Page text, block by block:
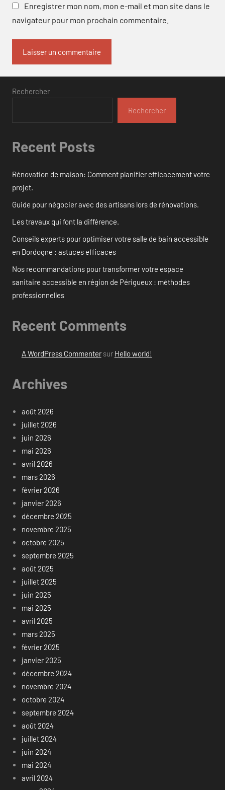
Enregistrer mon nom, mon e-mail et mon site dans le
navigateur pour mon prochain commentaire.
Rechercher
Rechercher
Recent Posts
Rénovation de maison: Comment planifier efficacement votre
projet.
Guide pour négocier avec des artisans lors de rénovations.
Les travaux qui font la différence.
Conseils experts pour optimiser votre salle de bain accessible
en Dordogne : astuces efficaces
Nos recommandations pour transformer votre espace
sanitaire accessible en région de Périgueux : méthodes
professionnelles
Recent Comments
A WordPress Commentersur Hello world!
Archives
août 2026
juillet 2026
juin 2026
mai 2026
avril 2026
mars 2026
février 2026
janvier 2026
décembre 2025
novembre 2025
octobre 2025
septembre 2025
août 2025
juillet 2025
juin 2025
mai 2025
avril 2025
mars 2025
février 2025
janvier 2025
décembre 2024
novembre 2024
octobre 2024
septembre 2024
août 2024
juillet 2024
juin 2024
mai 2024
avril 2024